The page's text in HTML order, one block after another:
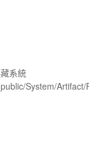
系統
System/Artifact/